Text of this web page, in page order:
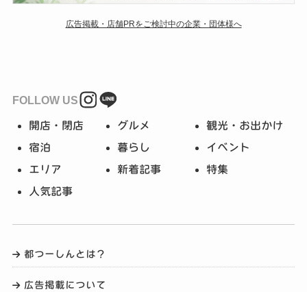
広告掲載・店舗PRをご検討中の企業・団体様へ
FOLLOW US
開店・閉店 グルメ 観光・お出かけ
宿泊 暮らし イベント
エリア 新着記事 特集
人気記事
都つーしんとは？
広告掲載について